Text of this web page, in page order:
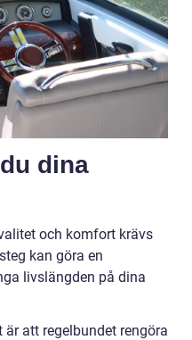
dina
och komfort krävs
kan göra en
livslängden på dina
att regelbundet rengöra